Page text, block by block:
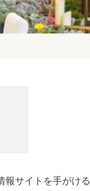
報サイトを手がける